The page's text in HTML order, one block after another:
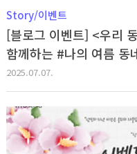
Story/이벤트
[블로그 이벤트] <우리
함께하는 #나의 여름 동
2025.07.07.